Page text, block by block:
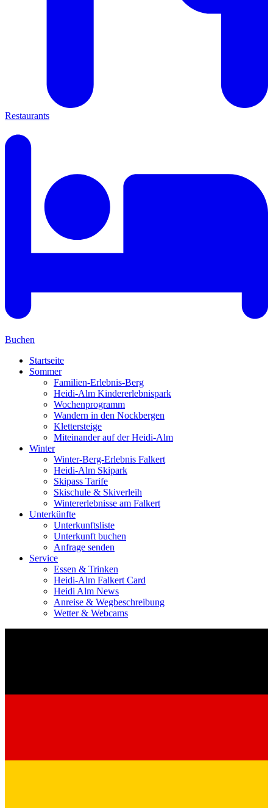
Restaurants
Buchen
Startseite
Sommer
Familien-Erlebnis-Berg
Heidi-Alm Kindererlebnispark
Wochenprogramm
Wandern in den Nockbergen
Klettersteige
Miteinander auf der Heidi-Alm
Winter
Winter-Berg-Erlebnis Falkert
Heidi-Alm Skipark
Skipass Tarife
Skischule & Skiverleih
Wintererlebnisse am Falkert
Unterkünfte
Unterkunftsliste
Unterkunft buchen
Anfrage senden
Service
Essen & Trinken
Heidi-Alm Falkert Card
Heidi Alm News
Anreise & Wegbeschreibung
Wetter & Webcams